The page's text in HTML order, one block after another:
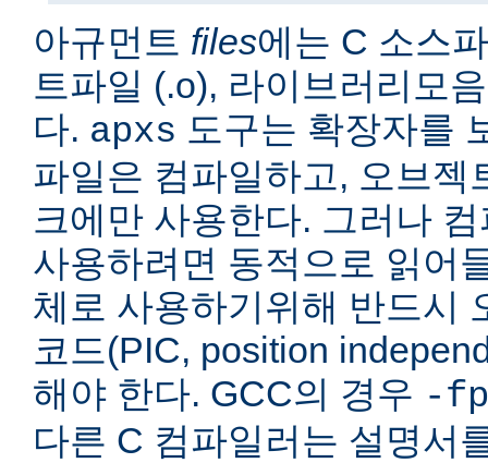
아규먼트 files에는 C 소스
트파일 (.o), 라이브러리모
다. apxs 도구는 확장자를
파일은 컴파일하고, 오브젝
크에만 사용한다. 그러나
사용하려면 동적으로 읽어
체로 사용하기위해 반드시
코드(PIC, position
해야 한다. GCC의 경우 -
다른 C 컴파일러는 설명서